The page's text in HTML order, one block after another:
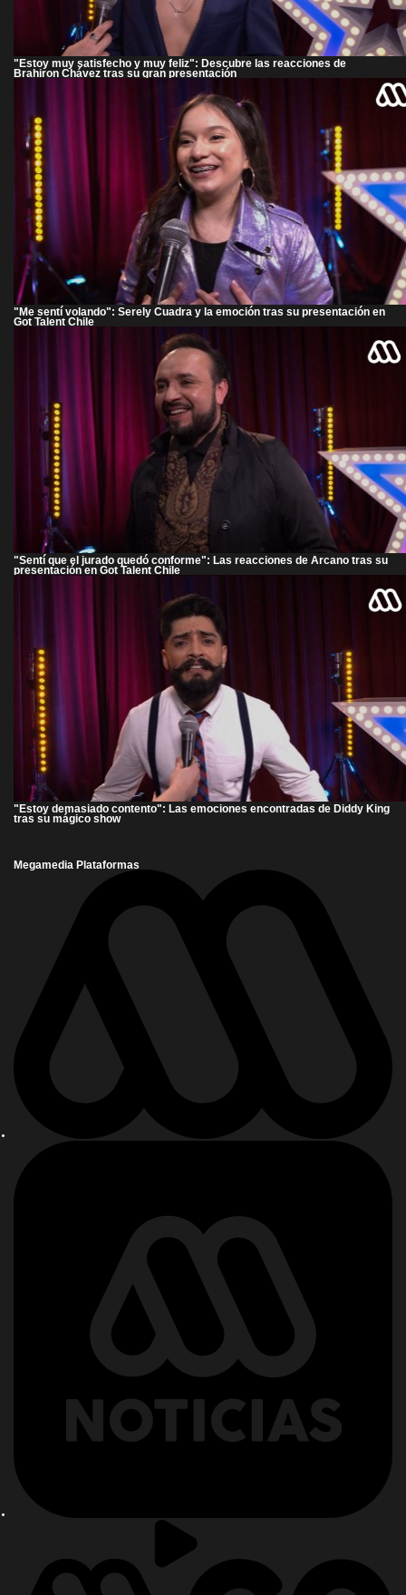
"Estoy muy satisfecho y muy feliz": Descubre las reacciones de
Brahiron Chávez tras su gran presentación
"Me sentí volando": Serely Cuadra y la emoción tras su presentación en
Got Talent Chile
"Sentí que el jurado quedó conforme": Las reacciones de Arcano tras su
presentación en Got Talent Chile
"Estoy demasiado contento": Las emociones encontradas de Diddy King
tras su mágico show
Megamedia Plataformas